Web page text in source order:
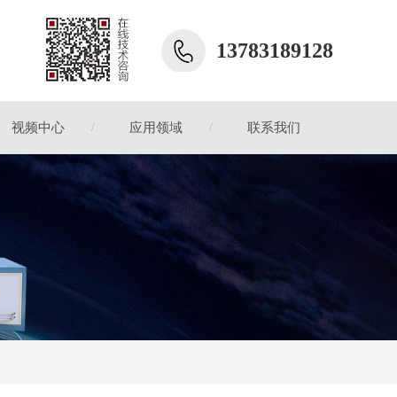
13783189128
视频中心 应用领域 联系我们